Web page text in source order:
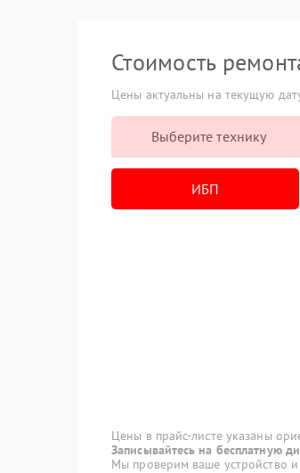
Стоимость
Цены актуальны на текущую
Выберите технику
ИБП
Цены в прайс-листе указаны
Записывайтесь на бесплатную
Мы проверим ваше устройство